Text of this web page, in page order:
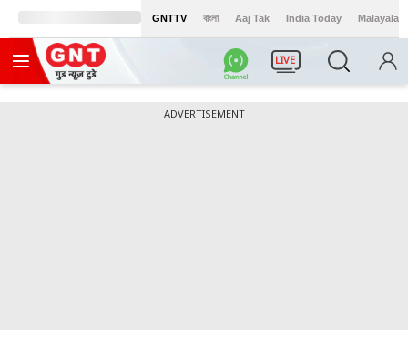
GNTTV বাংলা Aaj Tak India Today Malayalam
LIVE
ADVERTISEMENT